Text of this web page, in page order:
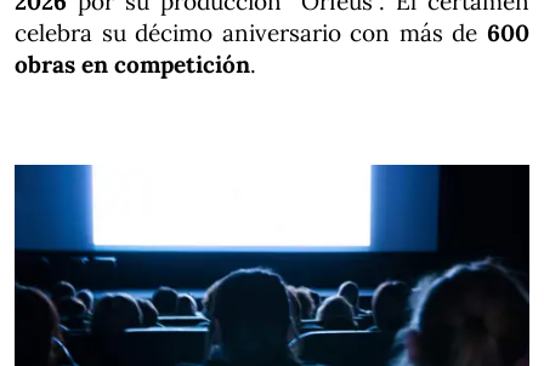
celebra su décimo aniversario con más de 600
obras en competición.